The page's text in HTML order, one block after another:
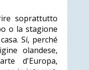
soprattutto
o la stagione
Sí, perché
olandese,
d'Europa,